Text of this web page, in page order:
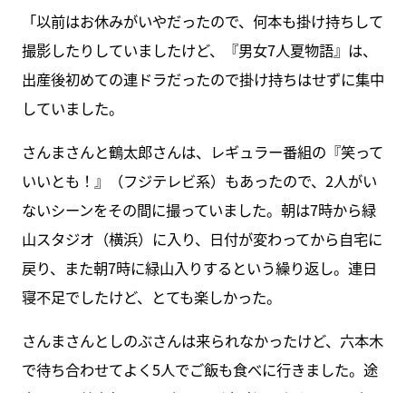
「以前はお休みがいやだったので、何本も掛け持ちして
撮影したりしていましたけど、『男女7人夏物語』は、
出産後初めての連ドラだったので掛け持ちはせずに集中
していました。
さんまさんと鶴太郎さんは、レギュラー番組の『笑って
いいとも！』（フジテレビ系）もあったので、2人がい
ないシーンをその間に撮っていました。朝は7時から緑
山スタジオ（横浜）に入り、日付が変わってから自宅に
戻り、また朝7時に緑山入りするという繰り返し。連日
寝不足でしたけど、とても楽しかった。
さんまさんとしのぶさんは来られなかったけど、六本木
で待ち合わせてよく5人でご飯も食べに行きました。途